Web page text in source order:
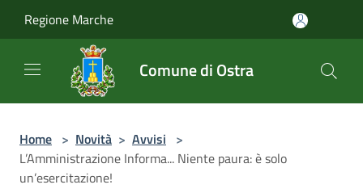
Regione Marche
Comune di Ostra
Home > Novità > Avvisi >
L’Amministrazione Informa... Niente paura: è solo
un’esercitazione!